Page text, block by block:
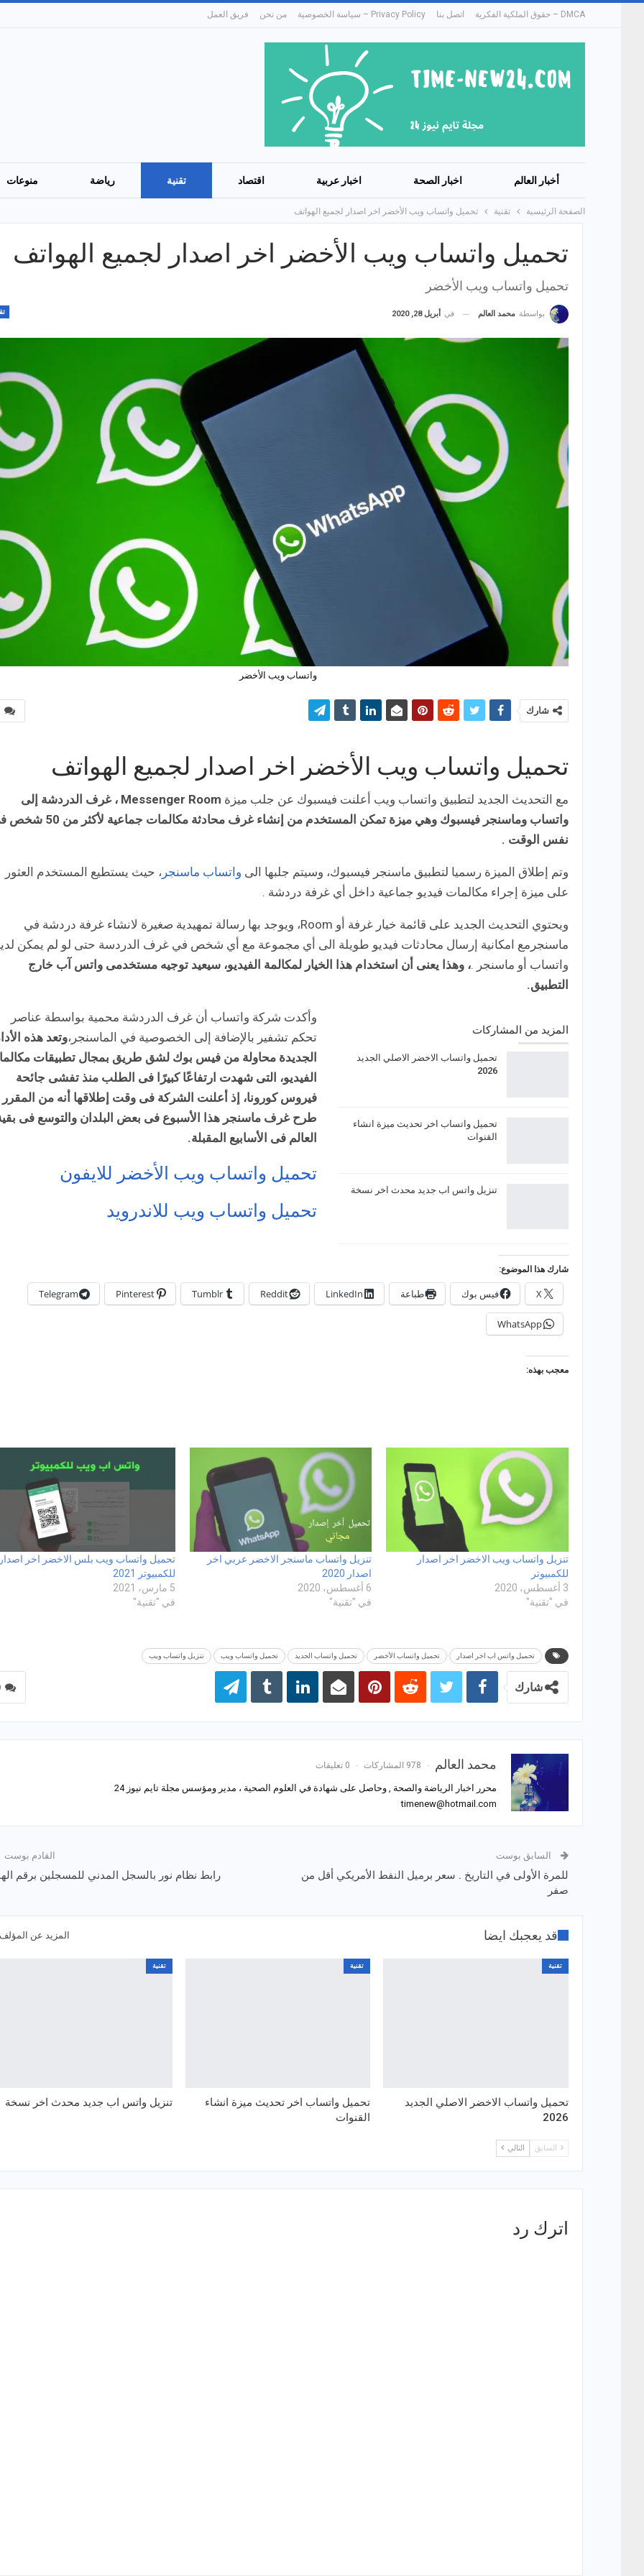
DMCA – حقوق الملكية الفكرية اتصل بنا Privacy Policy – سياسة الخصوصية من نحن فريق العمل
أخبار العالم اخبار الصحة اخبار عربية اقتصاد تقنية رياضة منوعات
الصفحة الرئيسية تقنية تحميل واتساب ويب الأخضر اخر اصدار لجميع الهواتف
تحميل واتساب ويب الأخضر اخر اصدار لجميع الهواتف
تحميل واتساب ويب الأخضر
بواسطة محمد العالم في أبريل 28, 2020
واتساب ويب الأخضر
شارك
تحميل واتساب ويب الأخضر اخر اصدار لجميع الهواتف
مع التحديث الجديد لتطبيق واتساب ويب أعلنت فيسبوك عن جلب ميزة Messenger Room ، غرف الدردشة إلى
واتساب وماسنجر فيسبوك وهي ميزة تمكن المستخدم من إنشاء غرف محادثة مكالمات
نفس الوقت .
وتم إطلاق الميزة رسميا لتطبيق ماسنجر فيسبوك، وسيتم جلبها الى واتساب ماسنجر ، حيث يستطيع المستخدم العثور
على ميزة إجراء مكالمات فيديو جماعية داخل أي غرفة دردشة .
ويحتوي التحديث الجديد على قائمة خيار غرفة أو Room، ويوجد بها رسالة تمهيدية صغيرة لانشاء غرفة دردشة في
ماسنجرمع امكانية إرسال محادثات فيديو طويلة الى أي مجموعة مع أي شخص في غرف الدردسة حتى لو لم يمكن
واتساب أو ماسنجر .، وهذا يعنى أن استخدام هذا الخيار لمكالمة الفيديو، سيعيد توجيه مستخدمى واتس آب خارج
التطبيق.
المزيد من المشاركات
تحميل واتساب الاخضر الاصلي الجديد
2026
تحميل واتساب اخر تحديث ميزة انشاء
القنوات
تنزيل واتس اب جديد محدث اخر نسخة
وأكدت شركة واتساب أن غرف الدردشة محمية بواسطة عناصر
تحكم تشفير بالإضافة إلى الخصوصية في الماسنجر،وتعد هذه
الجديدة محاولة من فيس بوك لشق طريق بمجال تطبيقات
الفيديو، التى شهدت ارتفاعًا كبيرًا فى الطلب منذ تفشى جائحة
فيروس كورونا، إذ أعلنت الشركة فى وقت إطلاقها أنه من المقرر
طرح غرف ماسنجر هذا الأسبوع فى بعض البلدان والتوسع فى
العالم فى الأسابيع المقبلة.
تحميل واتساب ويب الأخضر للايفون
تحميل واتساب ويب للاندرويد
شارك هذا الموضوع:
X فيس بوك طباعة LinkedIn
Reddit
Tumblr
Pinterest
Telegram
WhatsApp
معجب بهذه:
تنزيل واتساب ويب الاخضر اخر اصدار
للكمبيوتر
3 أغسطس، 2020
في "تقنية"
تنزيل واتساب ماسنجر الاخضر عربي اخر
اصدار 2020
6 أغسطس، 2020
في "تقنية"
تحميل واتساب ويب بلس الاخضر اخر
للكمبيوتر 2021
5 مارس، 2021
في "تقنية"
تحميل واتس اب اخر اصدار تحميل واتساب الأخضر تحميل واتساب الجديد تحميل واتساب ويب تنزيل واتساب ويب
شارك
محمد العالم 978 المشاركات 0 تعليقات
محرر اخبار الرياضة والصحة , وحاصل على شهادة في العلوم الصحية ، مدير ومؤسس مجلة تايم نيوز 24
timenew@hotmail.com
السابق بوست
للمرة الأولى في التاريخ . سعر برميل النفط الأمريكي أقل من
صفر
القادم بوست
رابط نظام نور بالسجل المدني للمسجلين برقم
قد يعجبك ايضا المزيد عن المؤلف
تقنية
تحميل واتساب الاخضر الاصلي الجديد
2026
تقنية
تحميل واتساب اخر تحديث ميزة انشاء
القنوات
تقنية
تنزيل واتس اب جديد محدث اخر نسخة
السابق التالي
اترك رد